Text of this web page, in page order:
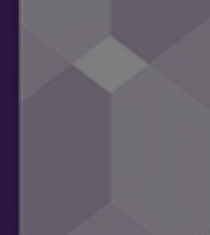
Ya